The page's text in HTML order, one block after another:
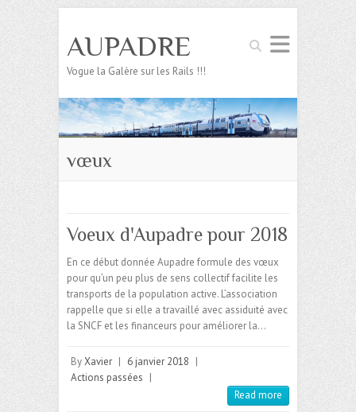
Search
AUPADRE
Vogue la Galère sur les Rails !!!
vœux
Voeux d'Aupadre pour 2018
En ce début donnée Aupadre formule des vœux
pour qu’un peu plus de sens collectif facilite les
transports de la population active. L’association
rappelle que si elle a travaillé avec assiduité avec
la SNCF et les financeurs pour améliorer la…
ByXavier | 6 janvier 2018 |
Actions passées |
Read more